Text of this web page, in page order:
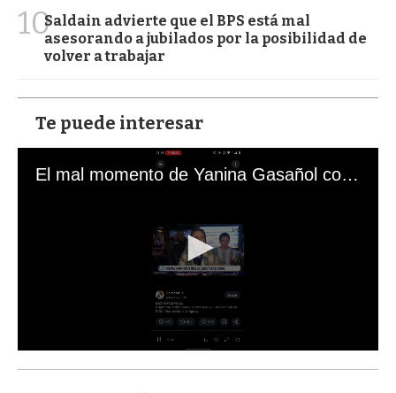
10Saldain advierte que el BPS está mal
asesorando a jubilados por la posibilidad de
volver a trabajar
Te puede interesar
El mal momento de Yanina Gasañol con un hincha argentino en "Subrayado"
s